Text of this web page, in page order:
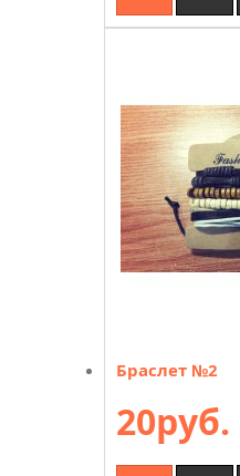
Браслет №2
20руб.